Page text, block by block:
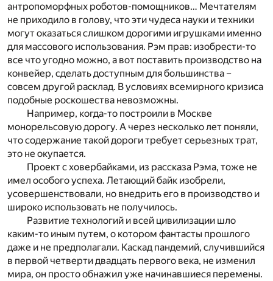
антропоморфных роботов-помощников… Мечтателям
не приходило в голову, что эти чудеса науки и техники
могут оказаться слишком дорогими игрушками именно
для массового использования. Рэм прав: изобрести-то
все что угодно можно, а вот поставить производство на
конвейер, сделать доступным для большинства –
совсем другой расклад. В условиях всемирного кризиса
подобные роскошества невозможны.
Например, когда-то построили в Москве
монорельсовую дорогу. А через несколько лет поняли,
что содержание такой дороги требует серьезных трат,
это не окупается.
Проект с ховербайками, из рассказа Рэма, тоже не
имел особого успеха. Летающий байк изобрели,
усовершенствовали, но внедрить его в производство и
широко использовать не получилось.
Развитие технологий и всей цивилизации шло
каким-то иным путем, о котором фантасты прошлого
даже и не предполагали. Каскад пандемий, случившийся
в первой четверти двадцать первого века, не изменил
мира, он просто обнажил уже начинавшиеся перемены.